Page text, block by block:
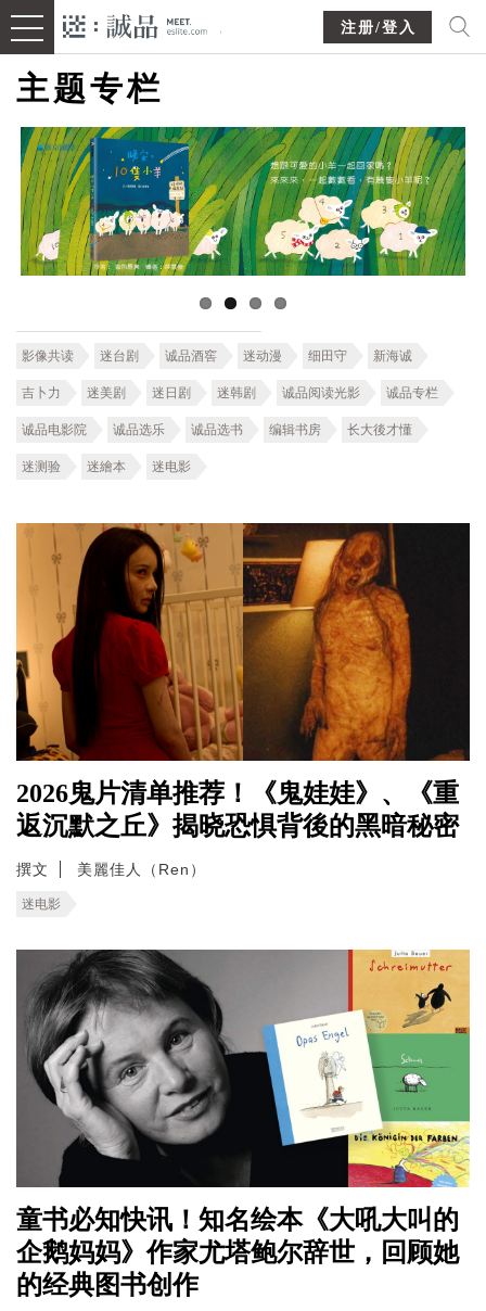
注册/登入
主题专栏
影像共读 迷台剧 诚品酒窖 迷动漫 细田守 新海诚
吉卜力 迷美剧 迷日剧 迷韩剧 诚品阅读光影 诚品专栏
诚品电影院 诚品选乐 诚品选书 编辑书房 长大後才懂
迷测验 迷繪本 迷电影
2026鬼片清单推荐！《鬼娃娃》、《重
返沉默之丘》揭晓恐惧背後的黑暗秘密
撰文 美麗佳人（Ren）
迷电影
童书必知快讯！知名绘本《大吼大叫的
企鹅妈妈》作家尤塔鲍尔辞世，回顾她
的经典图书创作